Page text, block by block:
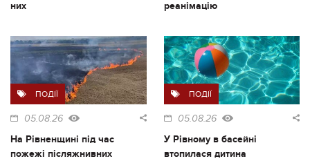
них
реанімацію
ПОДІЇ
05.08.26
На Рівненщині під час
пожежі післяжнивних
ПОДІЇ
05.08.26
У Рівному в басейні
втопилася дитина